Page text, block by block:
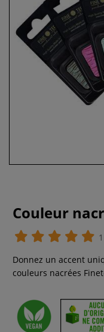
Couleur
Donnez un accent
couleurs nacrées